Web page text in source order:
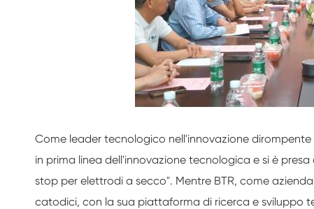
Come leader tecnologico nell'innovazione
in prima linea dell'innovazione tecnologica e si è presa
stop per elettrodi a secco". Mentre BTR, come
catodici, con la sua piattaforma di ricerca e sviluppo